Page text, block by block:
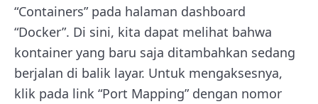
“Containers” pada halaman dashboard
“Docker”. Di sini, kita dapat melihat bahwa
kontainer yang baru saja ditambahkan sedang
berjalan di balik layar. Untuk mengaksesnya,
klik pada link “Port Mapping” dengan nomor